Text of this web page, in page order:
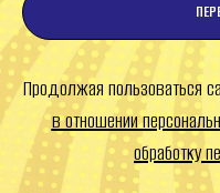
Продолжая пользоваться
в отношении
обработку